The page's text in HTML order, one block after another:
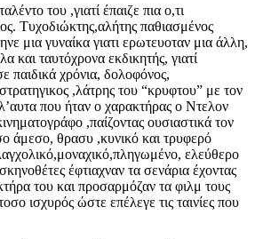
του ,γιατί έπαιζε πια ο,τι
Τυχοδιώκτης,αλήτης παθιασμένος
μια γυναίκα γιατι ερωτευοταν μια άλλη,
και ταυτόχρονα εκδικητής, γιατί
παιδικά χρόνια, δολοφόνος,
,λάτρης του “κρυφτου” με τον
που ήταν ο χαρακτήρας ο Ντελον
,παίζοντας ουσιαστικά τον
άμεσο, θρασυ ,κυνικό και τρυφερό
ελεύθερο
έφτιαχναν τα σενάρια έχοντας
του και προσαρμόζαν τα φιλμ τους
ισχυρός ώστε επέλεγε τις ταινίες που